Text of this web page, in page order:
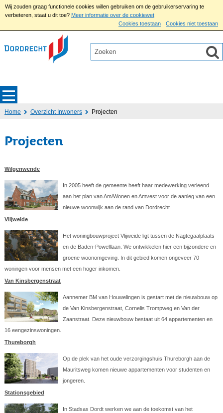
Wij zouden graag functionele cookies willen gebruiken om de gebruikerservaring te
verbeteren, staat u dit toe? Meer informatie over de cookiewet
Cookies toestaan
Cookies niet toestaan
Home Overzicht Inwoners Projecten
Projecten
Wilgenwende
In 2005 heeft de gemeente heeft haar medewerking verleend
aan het plan van Am/Wonen en Amvest voor de aanleg van een
nieuwe woonwijk aan de rand van Dordrecht.
Vlijweide
Het woningbouwproject Vlijweide ligt tussen de Nagtegaalplaats
en de Baden-Powelllaan. We ontwikkelen hier een bijzondere en
groene woonomgeving. In dit gebied komen ongeveer 70
woningen voor mensen met een hoger inkomen.
Van Kinsbergenstraat
Aannemer BM van Houwelingen is gestart met de nieuwbouw op
de Van Kinsbergenstraat, Cornelis Trompweg en Van der
Zaanstraat. Deze nieuwbouw bestaat uit 64 appartementen en
16 eengezinswoningen.
Thureborgh
Op de plek van het oude verzorgingshuis Thureborgh aan de
Mauritsweg komen nieuwe appartementen voor studenten en
jongeren.
Stationsgebied
In Stadsas Dordt werken we aan de toekomst van het